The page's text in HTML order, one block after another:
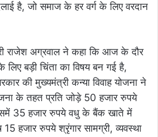
है, जो समाज के हर वर्ग के लिए वरदान
राजेश अग्रवाल ने कहा कि आज के दौर
लिए बड़ी चिंता का विषय बन गई है,
की मुख्यमंत्री कन्या विवाह योजना ने
के तहत प्रति जोड़े 50 हजार रुपये
35 हजार रुपये वधु के बैंक खाते में
हजार रुपये श्रृंगार सामग्री, व्यवस्था